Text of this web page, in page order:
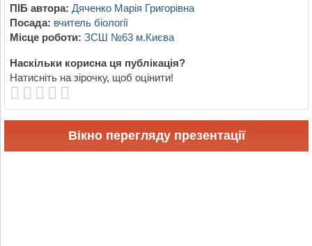
ПІБ автора: Дяченко Марія Григорівна
Посада: вчитель біології
Місце роботи: ЗСШ №63 м.Києва
Наскільки корисна ця публікація?
Натисніть на зірочку, щоб оцінити!
Вікно перегляду презентації